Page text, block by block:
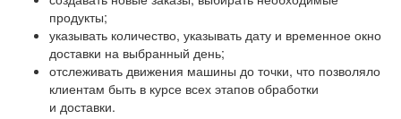
продукты;
указывать количество, указывать дату и временное окно
доставки на выбранный день;
отслеживать движения машины до точки, что позволяло
клиентам быть в курсе всех этапов обработки
и доставки.